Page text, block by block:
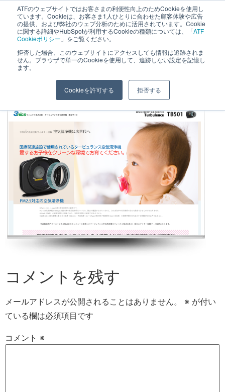
ATFのウェブサイトではお客さまの利便性向上のためCookieを使用し
ています。Cookieは、お客さま1人ひとりに合わせた顧客体験や広告
の提供、および弊社のウェブ分析のために活用されています。Cookie
に関する詳細やHubSpotが利用するCookieの種類については、「ATF
Cookieポリシー 」をご覧ください。
拒否した場合、このウェブサイトにアクセスしても情報は追跡されま
せん。ブラウザで単一のCookieを使用して、追跡しない設定を記憶し
ます。
Cookieを許可する 拒否する
長野県長野市・松本市ウェブ制作事業部 コンサルティングFIRM
サンニクス
コメントを残す
メールアドレスが公開されることはありません。 ※ が付い
ている欄は必須項目です
コメント ※